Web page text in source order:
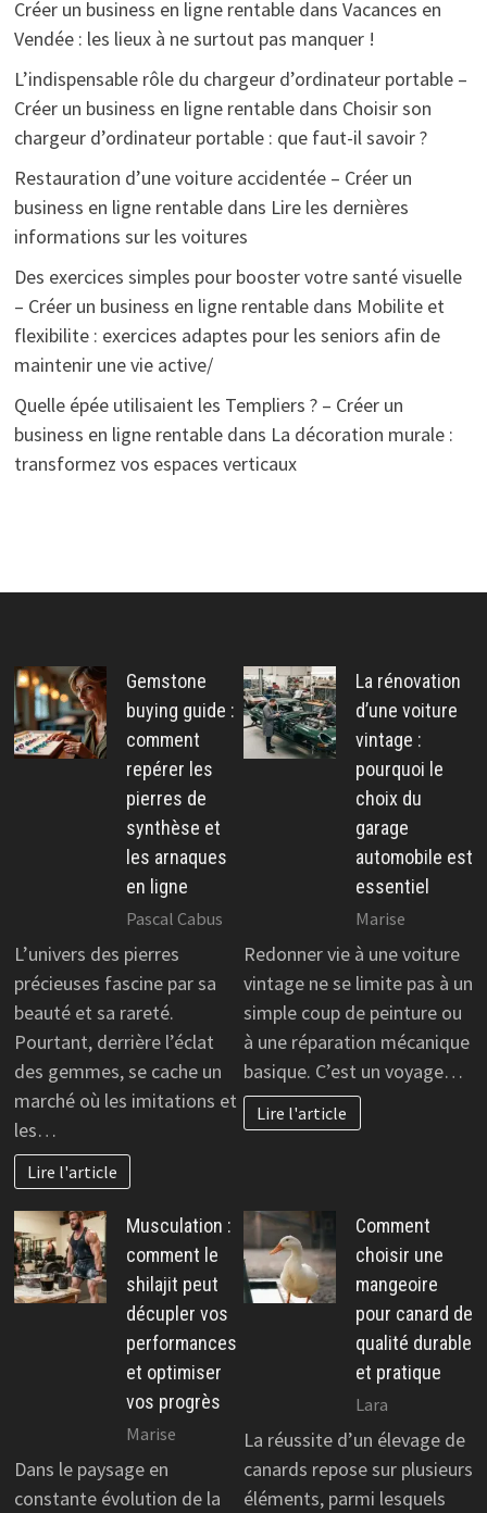
Créer un business en ligne rentabledans Vacances en
Vendée : les lieux à ne surtout pas manquer !
L’indispensable rôle du chargeur d’ordinateur portable –
Créer un business en ligne rentabledans Choisir son
chargeur d’ordinateur portable : que faut-il savoir ?
Restauration d’une voiture accidentée – Créer un
business en ligne rentabledans Lire les dernières
informations sur les voitures
Des exercices simples pour booster votre santé visuelle
– Créer un business en ligne rentabledans Mobilite et
flexibilite : exercices adaptes pour les seniors afin de
maintenir une vie active/
Quelle épée utilisaient les Templiers ? – Créer un
business en ligne rentabledans La décoration murale :
transformez vos espaces verticaux
Gemstone
buying guide :
comment
repérer les
pierres de
synthèse et
les arnaques
en ligne
Pascal Cabus
L’univers des pierres
précieuses fascine par sa
beauté et sa rareté.
Pourtant, derrière l’éclat
des gemmes, se cache un
marché où les imitations et
les…
Lire l'article
La rénovation
d’une voiture
vintage :
pourquoi le
choix du
garage
automobile est
essentiel
Marise
Redonner vie à une voiture
vintage ne se limite pas à un
simple coup de peinture ou
à une réparation mécanique
basique. C’est un voyage…
Lire l'article
Musculation :
comment le
shilajit peut
décupler vos
performances
et optimiser
vos progrès
Marise
Dans le paysage en
constante évolution de la
Comment
choisir une
mangeoire
pour canard de
qualité durable
et pratique
Lara
La réussite d’un élevage de
canards repose sur plusieurs
éléments, parmi lesquels